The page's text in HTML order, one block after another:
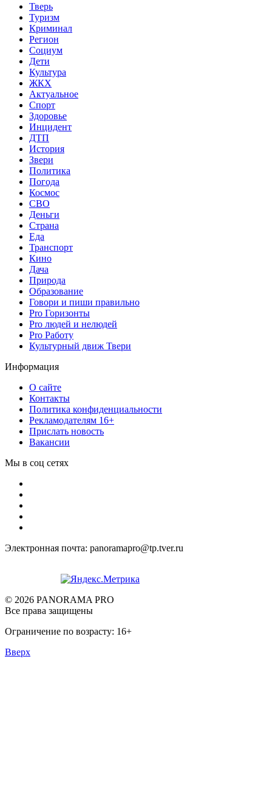
Тверь
Туризм
Криминал
Регион
Социум
Дети
Культура
ЖКХ
Актуальное
Спорт
Здоровье
Инцидент
ДТП
История
Звери
Политика
Погода
Космос
СВО
Деньги
Страна
Еда
Транспорт
Кино
Дача
Природа
Образование
Говори и пиши правильно
Pro Горизонты
Pro людей и нелюдей
Pro Работу
Культурный движ Твери
Информация
О сайте
Контакты
Политика конфиденциальности
Рекламодателям 16+
Прислать новость
Вакансии
Мы в соц сетях
Электронная почта: panoramapro@tp.tver.ru
© 2026 PANORAMA PRO
Все права защищены
Ограничение по возрасту: 16+
Вверх